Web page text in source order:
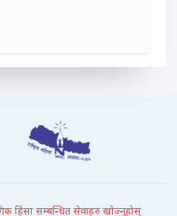
हिंसा सम्बन्धित सेवाहरु खोज्नुहोस्